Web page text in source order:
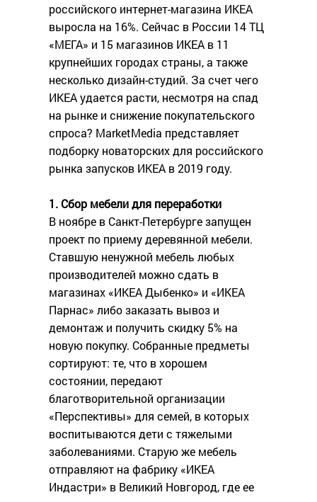
российского интернет-магазина ИKEA
выросла на 16%. Сейчас в России 14 ТЦ
«МЕГА» и 15 магазинов ИКЕА в 11
крупнейших городах страны, а также
несколько дизайн-студий. За счет чего
ИКЕА удается расти, несмотря на спад
на рынке и снижение покупательского
спроса? MarketMedia представляет
подборку новаторских для российского
рынка запусков ИКЕА в 2019 году.
1. Сбор мебели для переработки
В ноябре в Санкт-Петербурге запущен
проект по приему деревянной мебели.
Ставшую ненужной мебель любых
производителей можно сдать в
магазинах «ИКЕА Дыбенко» и «ИКЕА
Парнас» либо заказать вывоз и
демонтаж и получить скидку 5% на
новую покупку. Собранные предметы
сортируют: те, что в хорошем
состоянии, передают
благотворительной организации
«Перспективы» для семей, в которых
воспитываются дети с тяжелыми
заболеваниями. Старую же мебель
отправляют на фабрику «ИКЕА
Индастри» в Великий Новгород, где ее